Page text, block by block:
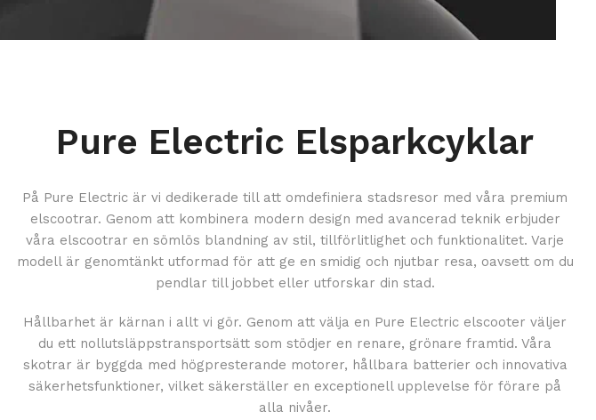
Pure Electric Elsparkcyklar
På Pure Electric är vi dedikerade till att omdefiniera stadsresor med våra premium
elscootrar. Genom att kombinera modern design med avancerad teknik erbjuder
våra elscootrar en sömlös blandning av stil, tillförlitlighet och funktionalitet. Varje
modell är genomtänkt utformad för att ge en smidig och njutbar resa, oavsett om du
pendlar till jobbet eller utforskar din stad.
Hållbarhet är kärnan i allt vi gör. Genom att välja en Pure Electric elscooter väljer
du ett nollutsläppstransportsätt som stödjer en renare, grönare framtid. Våra
skotrar är byggda med högpresterande motorer, hållbara batterier och innovativa
säkerhetsfunktioner, vilket säkerställer en exceptionell upplevelse för förare på
alla nivåer.